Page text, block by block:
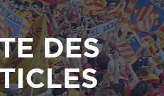
DES